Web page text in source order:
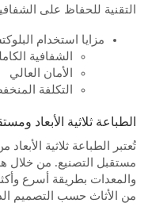
التقنية للحفاظ على
مزايا استخدام
الشفافية
الأمان العالي
التكلفة
الطباعة ثلاثية الأبعاد
تُعتبر الطباعة ثلاثية
مستقبل التصنيع. من خلال
والمعدات بطريقة أسرع
من الأثاث حسب التصميم